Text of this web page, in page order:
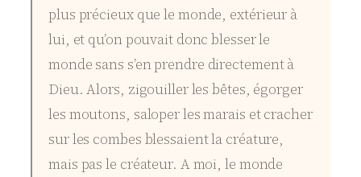
plus précieux que le monde, extérieur à
lui, et qu’on pouvait donc blesser le
monde sans s’en prendre directement à
Dieu. Alors, zigouiller les bêtes, égorger
les moutons, saloper les marais et cracher
sur les combes blessaient la créature,
mais pas le créateur. A moi, le monde